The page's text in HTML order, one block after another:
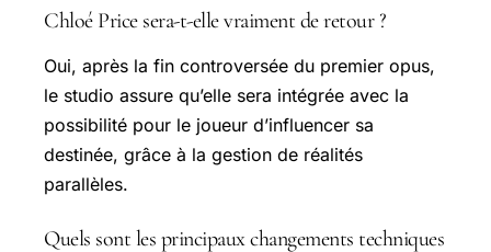
Chloé Price sera-t-elle vraiment de retour ?
Oui, après la fin controversée du premier opus,
le studio assure qu’elle sera intégrée avec la
possibilité pour le joueur d’influencer sa
destinée, grâce à la gestion de réalités
parallèles.
Quels sont les principaux changements techniques